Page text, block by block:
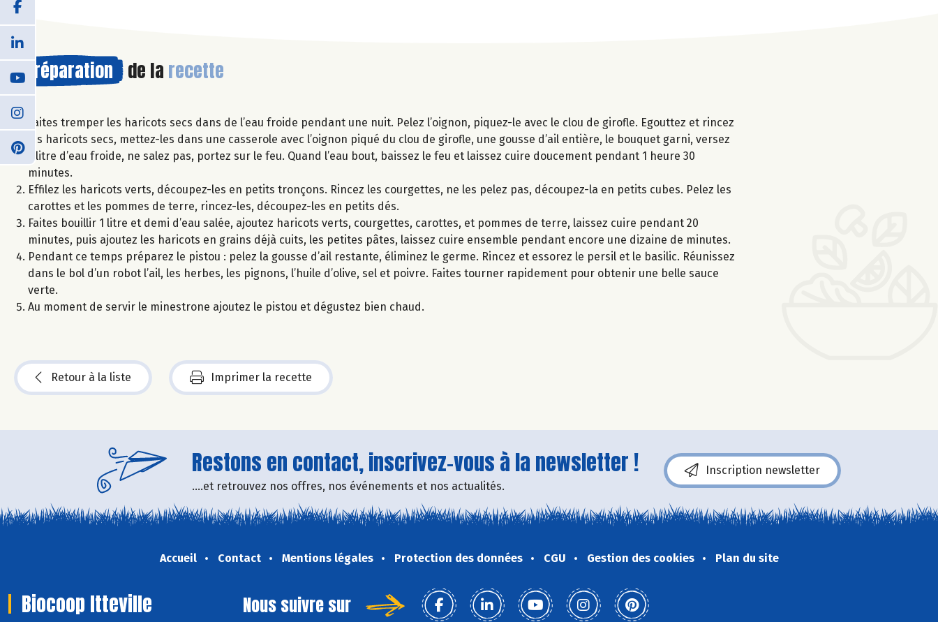
Préparation de la recette
Faites tremper les haricots secs dans de l’eau froide pendant une nuit. Pelez l’oignon, piquez-le avec le clou de girofle. Egouttez et rincez
les haricots secs, mettez-les dans une casserole avec l’oignon piqué du clou de girofle, une gousse d’ail entière, le bouquet garni, versez
1 litre d’eau froide, ne salez pas, portez sur le feu. Quand l’eau bout, baissez le feu et laissez cuire doucement pendant 1 heure 30
minutes.
Effilez les haricots verts, découpez-les en petits tronçons. Rincez les courgettes, ne les pelez pas, découpez-la en petits cubes. Pelez les
carottes et les pommes de terre, rincez-les, découpez-les en petits dés.
Faites bouillir 1 litre et demi d’eau salée, ajoutez haricots verts, courgettes, carottes, et pommes de terre, laissez cuire pendant 20
minutes, puis ajoutez les haricots en grains déjà cuits, les petites pâtes, laissez cuire ensemble pendant encore une dizaine de minutes.
Pendant ce temps préparez le pistou : pelez la gousse d’ail restante, éliminez le germe. Rincez et essorez le persil et le basilic. Réunissez
dans le bol d’un robot l’ail, les herbes, les pignons, l’huile d’olive, sel et poivre. Faites tourner rapidement pour obtenir une belle sauce
verte.
Au moment de servir le minestrone ajoutez le pistou et dégustez bien chaud.
Retour à la liste Imprimer la recette
Restons en contact, inscrivez-vous à la newsletter !
....et retrouvez nos offres, nos événements et nos actualités.
Inscription newsletter
Accueil Contact Mentions légales Protection des données CGU Gestion des cookies Plan du site
Biocoop Itteville Nous suivre sur